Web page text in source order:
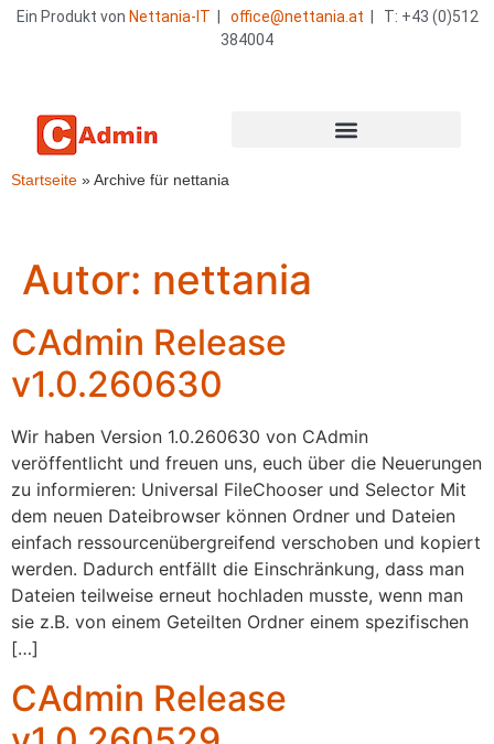
Ein Produkt von Nettania-IT office@nettania.at | T: +43 (0)512
384004
Startseite » Archive für nettania
Autor: nettania
CAdmin Release
v1.0.260630
Wir haben Version 1.0.260630 von CAdmin
veröffentlicht und freuen uns, euch über die Neuerungen
zu informieren: Universal FileChooser und Selector Mit
dem neuen Dateibrowser können Ordner und Dateien
einfach ressourcenübergreifend verschoben und kopiert
werden. Dadurch entfällt die Einschränkung, dass man
Dateien teilweise erneut hochladen musste, wenn man
sie z.B. von einem Geteilten Ordner einem spezifischen
[…]
CAdmin Release